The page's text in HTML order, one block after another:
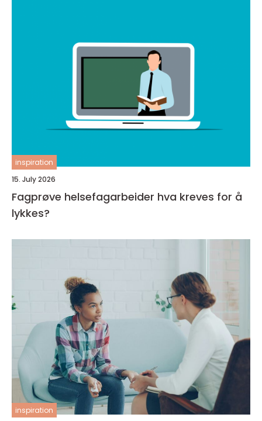
inspiration
15. July 2026
Fagprøve helsefagarbeider hva kreves for å
lykkes?
inspiration